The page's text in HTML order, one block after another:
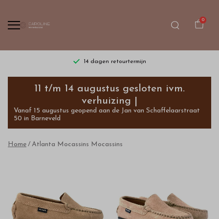
0
14 dagen retourtermijn
Atlanta
Mocassins
Mocassins
van
11 t/m 14 augustus gesloten ivm.
verhuizing |
Vanaf 15 augustus geopend aan de Jan van Schaffelaarstraat
50 in Barneveld
Home Atlanta Mocassins Mocassins